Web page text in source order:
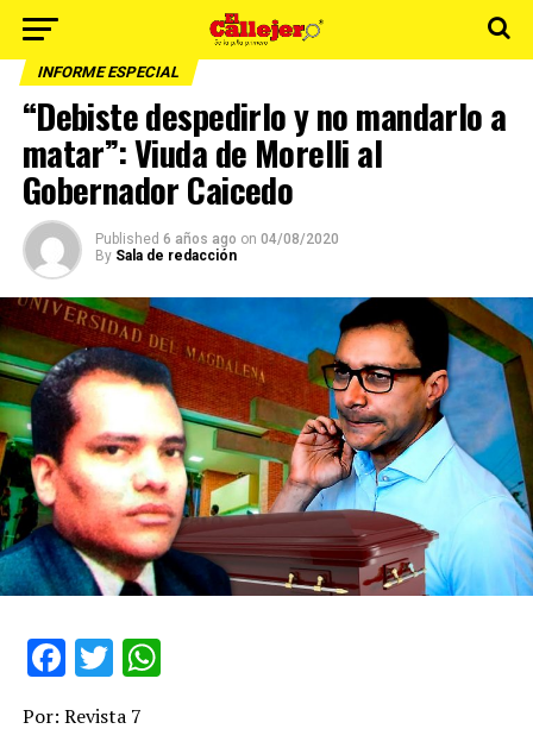
INFORME ESPECIAL
“Debiste despedirlo y no mandarlo a
matar”: Viuda de Morelli al
Gobernador Caicedo
Published 6 años ago on 04/08/2020
By Sala de redacción
Facebook
Twitter
Por: Revista 7